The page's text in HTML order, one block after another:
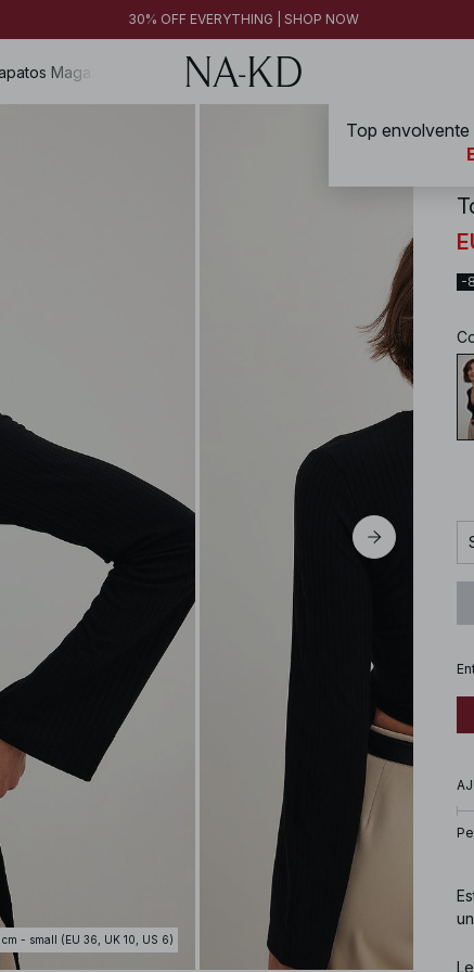
30% OFF EVERYTHING | SHOP NOW
Magazine
cm - small (EU 36, UK 10, US 6)
-
Top